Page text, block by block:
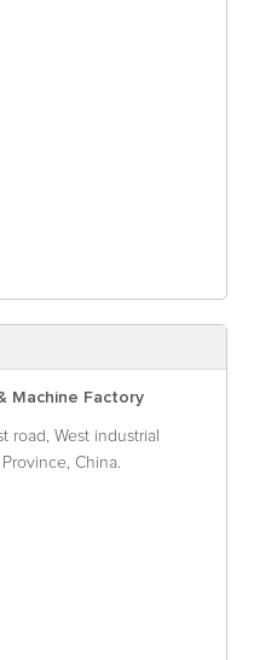
Machine Factory
road, West industrial
China.